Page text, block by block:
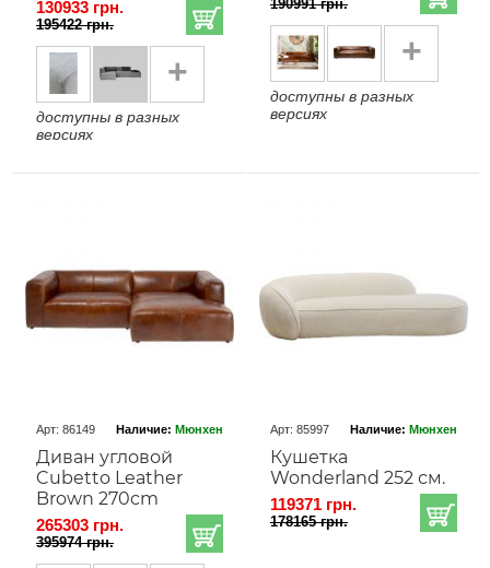
130933 грн.
195422 грн.
+
доступны в разных
версиях
190991 грн.
+
доступны в разных
версиях
Арт: 86149 Наличие: Мюнхен
Диван угловой
Cubetto Leather
Brown 270cm
265303 грн.
395974 грн.
Арт: 85997 Наличие: Мюнхен
Кушетка
Wonderland 252 см.
119371 грн.
178165 грн.